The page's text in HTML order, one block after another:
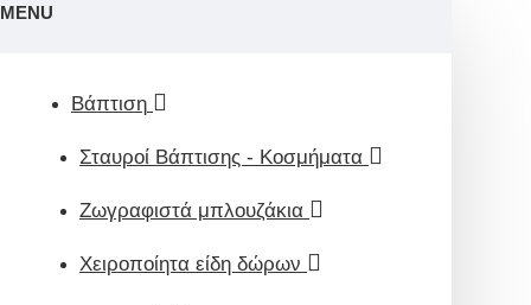
MENU
Βάπτιση
Σταυροί Βάπτισης - Κοσμήματα
Ζωγραφιστά μπλουζάκια
Χειροποίητα είδη δώρων